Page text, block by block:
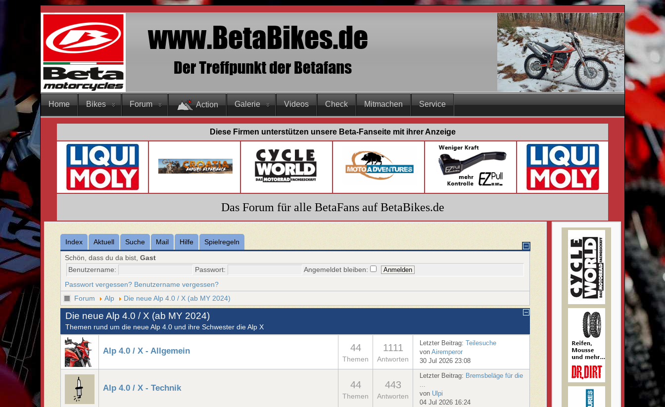
Home Bikes Forum Action Galerie Videos Check Mitmachen Service
Diese Firmen unterstützen unsere Beta-Fanseite mit ihrer Anzeige
Das Forum für alle BetaFans auf BetaBikes.de
Index Aktuell Suche Mail Hilfe
Spielregeln
Schön, dass du da bist,Gast
Benutzername:
Passwort:
Angemeldet bleiben:
Passwort vergessen? Benutzername vergessen?
Forum
Alp Die neue Alp 4.0 / X (ab MY 2024)
Die neue Alp 4.0 / X (ab MY 2024)
Themen rund um die neue Alp 4.0 und ihre Schwester die Alp X
Alp 4.0 / X - Allgemein 44
Themen
1111
Antworten
Letzter Beitrag:Teilesuche
vonAiremperor
30 Jul 2026 23:08
Alp 4.0 / X - Technik 44
Themen
443
Antworten
Letzter Beitrag: Bremsbeläge für die
...
von Ulpi
04 Jul 2026 16:24